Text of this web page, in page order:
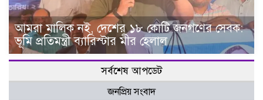
আমরা মালিক নই, দেশের ১৮ কোটি জনগণের সেবক:
ভূমি প্রতিমন্ত্রী ব্যারিস্টার মীর হেলাল
সর্বশেষ আপডেট
জনপ্রিয় সংবাদ